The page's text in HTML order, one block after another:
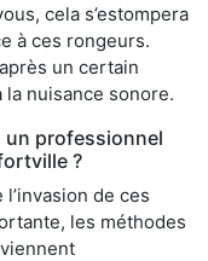
cela s’estompera
à ces rongeurs.
un certain
la nuisance sonore.
un professionnel
?
de ces
les méthodes